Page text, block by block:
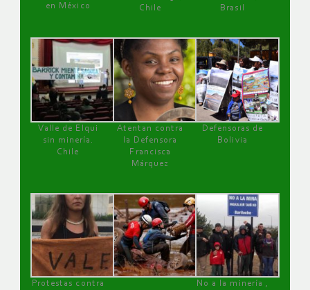
en México
Chile
Brasil
Valle de Elqui
sin minería.
Chile
Atentan contra
la Defensora
Francisca
Márquez
Defensoras de
Bolivia
Protestas contra
No a la minería ,